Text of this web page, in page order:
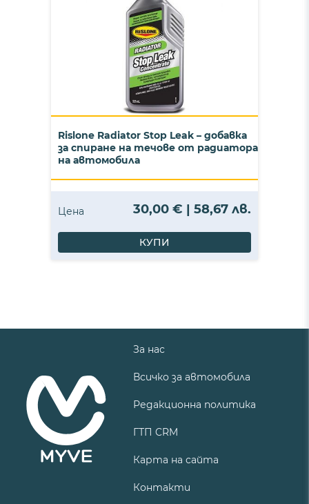
Rislone Radiator Stop Leak – добавка
за спиране на течове от радиатора
на автомобила
Цена 30,00 € | 58,67 лв.
КУПИ
За нас
Всичко за автомобила
Редакционна политика
ГТП CRM
Карта на сайта
Контакти